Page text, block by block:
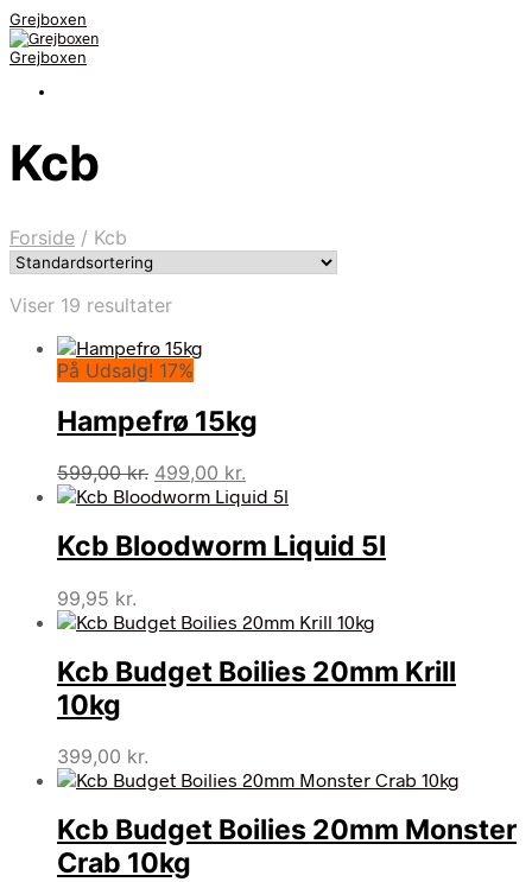
Grejboxen
Grejboxen
Kcb
Forside / Kcb
Viser 19 resultater
På Udsalg! 17%
Hampefrø 15kg
599,00kr. Den
oprindelige
var:
599,00 kr..
499,00 kr.
aktuelle
er:
499,00 kr..
Kcb Bloodworm Liquid 5l
99,95 kr.
Kcb Budget Boilies 20mm Krill
10kg
399,00 kr.
Kcb Budget Boilies 20mm Monster
Crab 10kg